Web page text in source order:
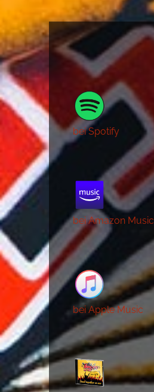
bei Spotify
bei Amazon Music
bei Apple Music